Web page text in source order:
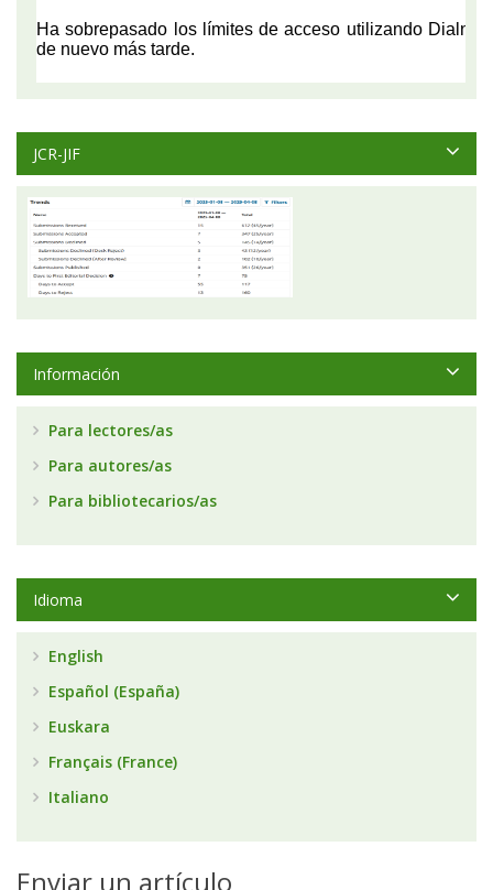
JCR-JIF
Información
Para lectores/as
Para autores/as
Para bibliotecarios/as
Idioma
English
Español (España)
Euskara
Français (France)
Italiano
Enviar un artículo